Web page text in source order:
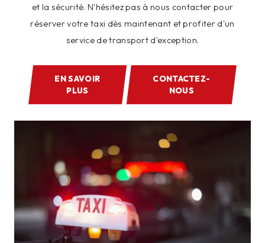
et la sécurité. N'hésitez pas à nous contacter pour
réserver votre taxi dès maintenant et profiter d'un
service de transport d'exception.
EN SAVOIR
PLUS
CONTACTEZ-
NOUS